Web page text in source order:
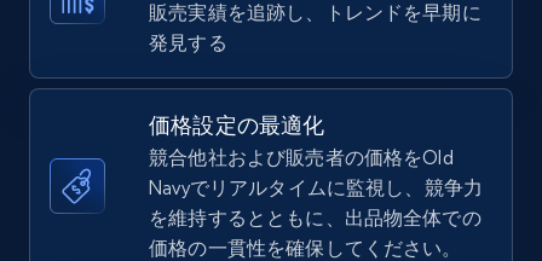
5.6K+ 876+ 今すぐ始める
TikTok Shop
URL, Title, Available, Description, Currency, Initial
price, Final price, Discount percent, and more.
販売実績を追跡し、トレンドを早期に
発見する
価格設定の最適化
競合他社および販売者の価格をOld
Navyでリアルタイムに監視し、競争力
を維持するとともに、出品物全体での
価格の一貫性を確保してください。